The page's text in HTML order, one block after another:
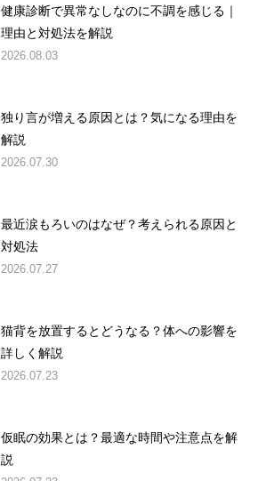
健康診断で異常なしなのに不調を感じる｜
理由と対処法を解説
2026.08.03
独り言が増える原因とは？気になる理由を
解説
2026.07.30
最近涙もろいのはなぜ？考えられる原因と
対処法
2026.07.27
猫背を放置するとどうなる？体への影響を
詳しく解説
2026.07.23
仮眠の効果とは？最適な時間や注意点を解
説